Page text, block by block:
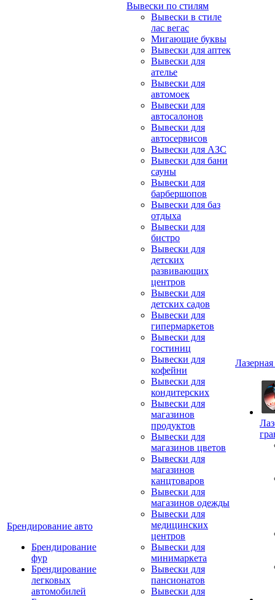
Брендирование авто
Брендирование
фур
Брендирование
легковых
автомобилей
Вывески по стилям
Вывески в стиле
лас вегас
Мигающие буквы
Вывески для аптек
Вывески для
ателье
Вывески для
автомоек
Вывески для
автосалонов
Вывески для
автосервисов
Вывески для АЗС
Вывески для бани
сауны
Вывески для
барбершопов
Вывески для баз
отдыха
Вывески для
бистро
Вывески для
детских
развивающих
центров
Вывески для
детских садов
Вывески для
гипермаркетов
Вывески для
гостиниц
Вывески для
кофейни
Вывески для
кондитерских
Вывески для
магазинов
продуктов
Вывески для
магазинов цветов
Вывески для
магазинов
канцтоваров
Вывески для
магазинов одежды
Вывески для
медицинских
центров
Вывески для
минимаркета
Вывески для
пансионатов
Вывески для
Лазерная